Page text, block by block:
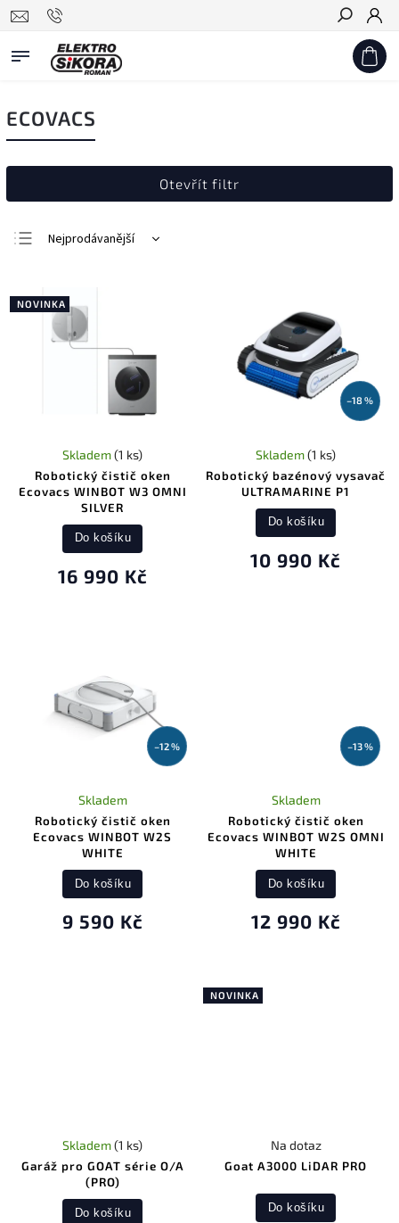
Hledat
ECOVACS
Otevřít filtr
Nejprodávanější
Nejdražší
Abecedně
NOVINKA
Robotický čistič oken
Ecovacs WINBOT W3 OMNI
SILVER
Skladem(1 ks)
16 990 Kč
Do košíku
–18 %
Robotický bazénový vysavač
ULTRAMARINE P1
Skladem(1 ks)
10 990 Kč
Do košíku
–12 %
Robotický čistič oken
Ecovacs WINBOT W2S
WHITE
Skladem
9 590 Kč
Do košíku
–13 %
Robotický čistič oken
Ecovacs WINBOT W2S OMNI
WHITE
Skladem
12 990 Kč
Do košíku
Garáž pro GOAT série O/A
(PRO)
Skladem(1 ks)
Do košíku
NOVINKA
Goat A3000 LiDAR PRO
Na dotaz
Do košíku